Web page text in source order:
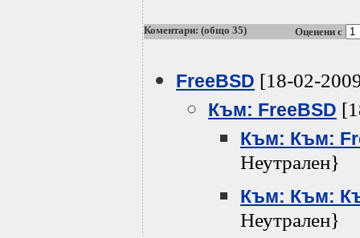
Коментари: (общо 35) Оценени с
FreeBSD [18-02-
Към: FreeBSD
Към: Към:
Неутрален}
Към: Към:
Неутрален}